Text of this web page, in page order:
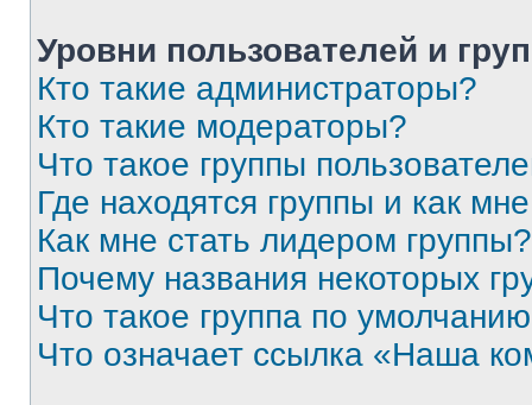
Уровни пользователей и
Кто такие администраторы?
Кто такие модераторы?
Что такое группы
Где находятся группы и как
Как мне стать лидером группы?
Почему названия некоторых
Что такое группа по
Что означает ссылка «Наша